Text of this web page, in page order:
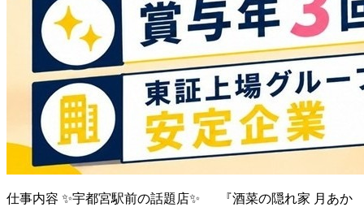
仕事内容 ✨宇都宮駅前の話題店✨ 『酒菜の隠れ家 月あか